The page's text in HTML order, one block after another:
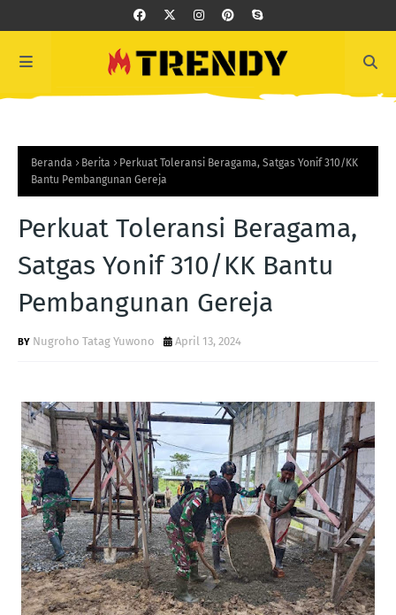
Beranda Berita
Perkuat Toleransi Beragama, Satgas Yonif 310/KK
Bantu Pembangunan Gereja
Perkuat Toleransi Beragama,
Satgas Yonif 310/KK Bantu
Pembangunan Gereja
Nugroho Tatag Yuwono April 13, 2024